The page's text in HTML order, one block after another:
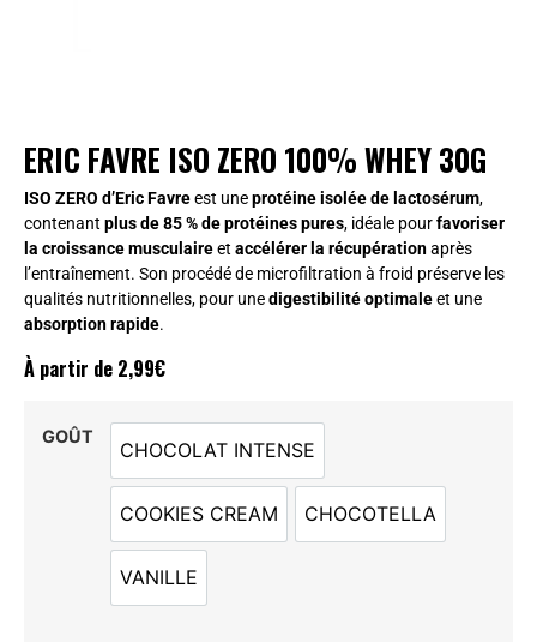
ERIC FAVRE ISO ZERO 100% WHEY 30G
ISO ZERO d’Eric Favreest uneprotéine isolée de lactosérum,
contenant plus de 85 % de protéines pures, idéale pourfavoriser
la croissance musculaireet accélérer la récupérationaprès
l’entraînement. Son procédé de microfiltration à froid préserve les
qualités nutritionnelles, pour unedigestibilité optimaleet une
absorption rapide.
À partir de 2,99€
GOÛT
CHOCOLAT INTENSE
CHOCOLAT INTENSE
COOKIES CREAM
COOKIES CREAM
CHOCOTELLA
VANILLE